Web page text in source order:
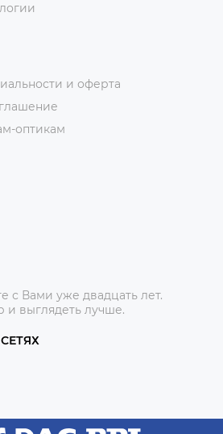
и оферта
оптикам
с Вами уже двадцать лет.
и выглядеть лучше.